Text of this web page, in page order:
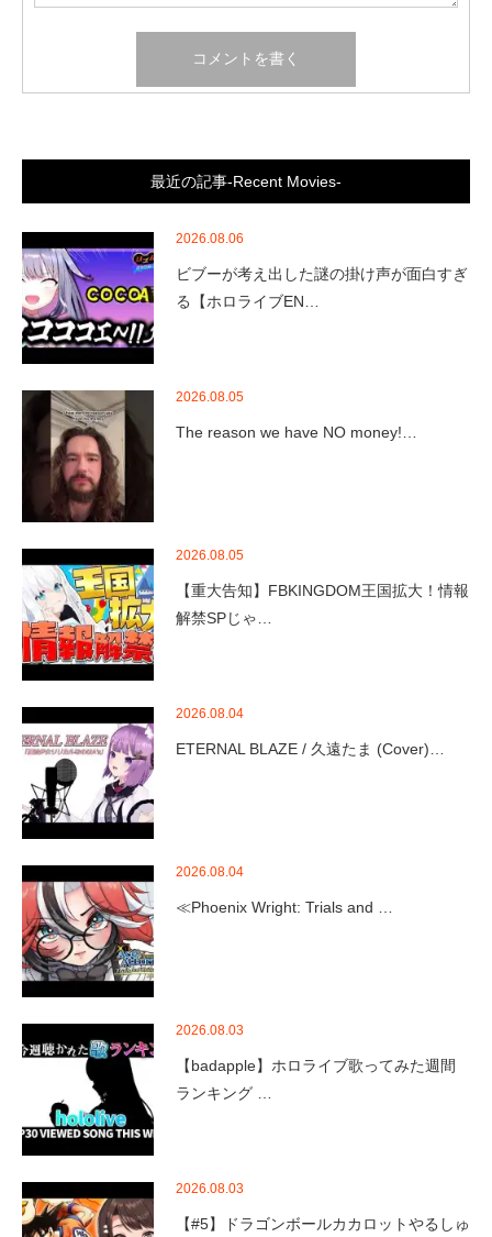
最近の記事-Recent Movies-
2026.08.06
ビブーが考え出した謎の掛け声が面白すぎ
る【ホロライブEN…
2026.08.05
The reason we have NO money!…
2026.08.05
【重大告知】FBKINGDOM王国拡大！情報
解禁SPじゃ…
2026.08.04
ETERNAL BLAZE / 久遠たま (Cover)…
2026.08.04
≪Phoenix Wright: Trials and …
2026.08.03
【badapple】ホロライブ歌ってみた週間
ランキング …
2026.08.03
【#5】ドラゴンボールカカロットやるしゅ